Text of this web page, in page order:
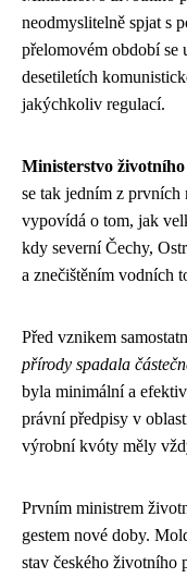
neodmyslitelně spjat s
přelomovém období se
desetiletích
jakýchkoliv regulací.
Ministerstvo
se tak jedním z prvních
vypovídá o tom, jak
kdy severní Čechy,
a znečištěním vodních
Před vznikem
přírody spadala
byla minimální a
právní předpisy v
výrobní kvóty měly
Prvním ministrem
gestem nové doby.
stav českého životního